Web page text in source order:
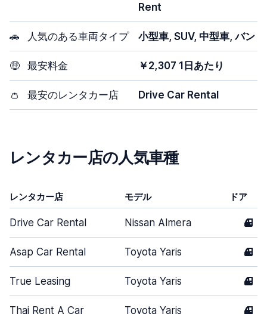
Rent
🚗 人気のある車両タイプ 小型車, SUV, 中型車, バン
🤑 最安料金 ￥2,307 1日あたり
👛 最安のレンタカー店 Drive Car Rental
レンタカー店の人気車種
レンタカー店 モデル ドア
Drive Car Rental Nissan Almera 4
Asap Car Rental Toyota Yaris 4
True Leasing Toyota Yaris 4
Thai Rent A Car Toyota Yaris 4